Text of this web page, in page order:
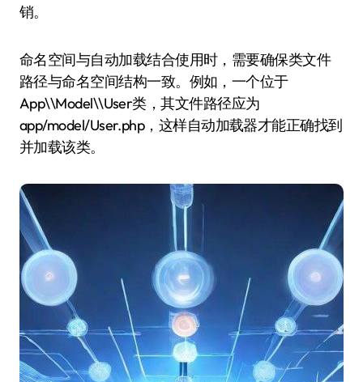
销。
命名空间与自动加载结合使用时，需要确保类文件
路径与命名空间结构一致。例如，一个位于
App\\Model\\User类，其文件路径应为
app/model/User.php，这样自动加载器才能正确找到
并加载该类。